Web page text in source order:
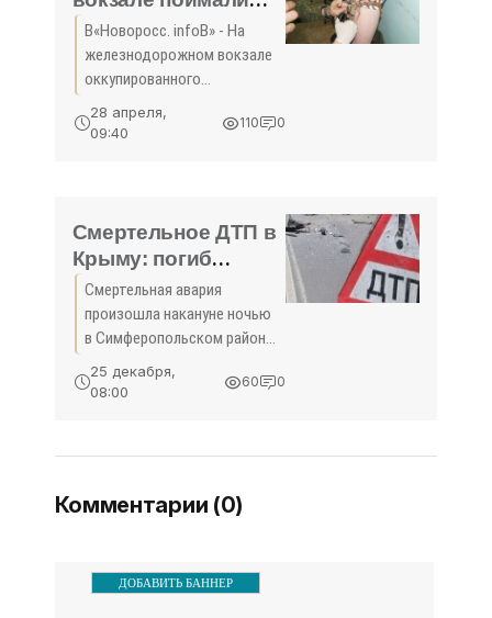
солдата с гранатами
в трусах -
«Происшедствия
Крыма»
В«Новоросс. infoВ» - На
железнодорожном вокзале
оккупированного
летнего военнослужащего
сообщила
28 апреля,
09:40
110 0
Смертельное ДТП в
Крыму: погиб
водитель иномарки
- «Происшествия
Крыма»
Смертельная авария
произошла накануне ночью
в Симферопольском районе.
справился с управлением и
пресс-служба крымского
25 декабря,
08:00
60 0
Комментарии (0)
ДОБАВИТЬ БАННЕР